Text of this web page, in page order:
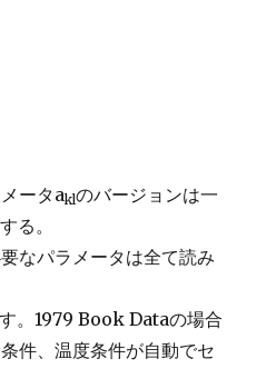
ータaklのバージョンは一
る。
なパラメータは全て読み
。1979 Book Dataの場合
件、温度条件が自動でセ